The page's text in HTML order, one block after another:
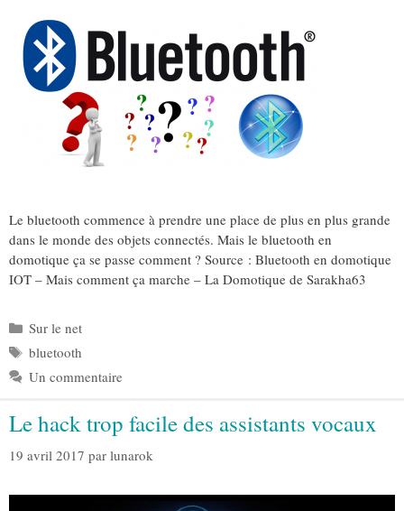
Le bluetooth commence à prendre une place de plus en plus grande
dans le monde des objets connectés. Mais le bluetooth en
domotique ça se passe comment ? Source : Bluetooth en domotique
IOT – Mais comment ça marche – La Domotique de Sarakha63
Catégories
Sur le net
Étiquettes
bluetooth
Un commentaire
Le hack trop facile des assistants vocaux
19 avril 2017 par lunarok